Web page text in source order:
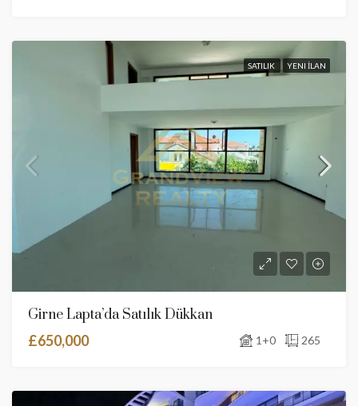
SATILIK YENI İLAN
Girne Lapta’da Satılık Dükkan
£650,000
1+0 265